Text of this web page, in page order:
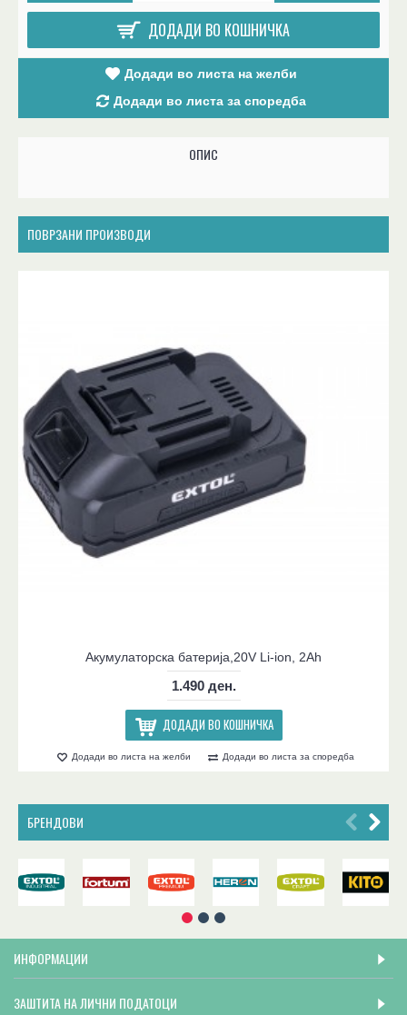
ДОДАДИ ВО КОШНИЧКА
Додади во листа на желби
Додади во листа за споредба
ОПИС
ПОВРЗАНИ ПРОИЗВОДИ
Акумулаторска батерија,20V Li-ion, 2Ah
1.490 ден.
ДОДАДИ ВО КОШНИЧКА
Додади во листа на желби Додади во листа за споредба
БРЕНДОВИ
ИНФОРМАЦИИ
ЗАШТИТА НА ЛИЧНИ ПОДАТОЦИ